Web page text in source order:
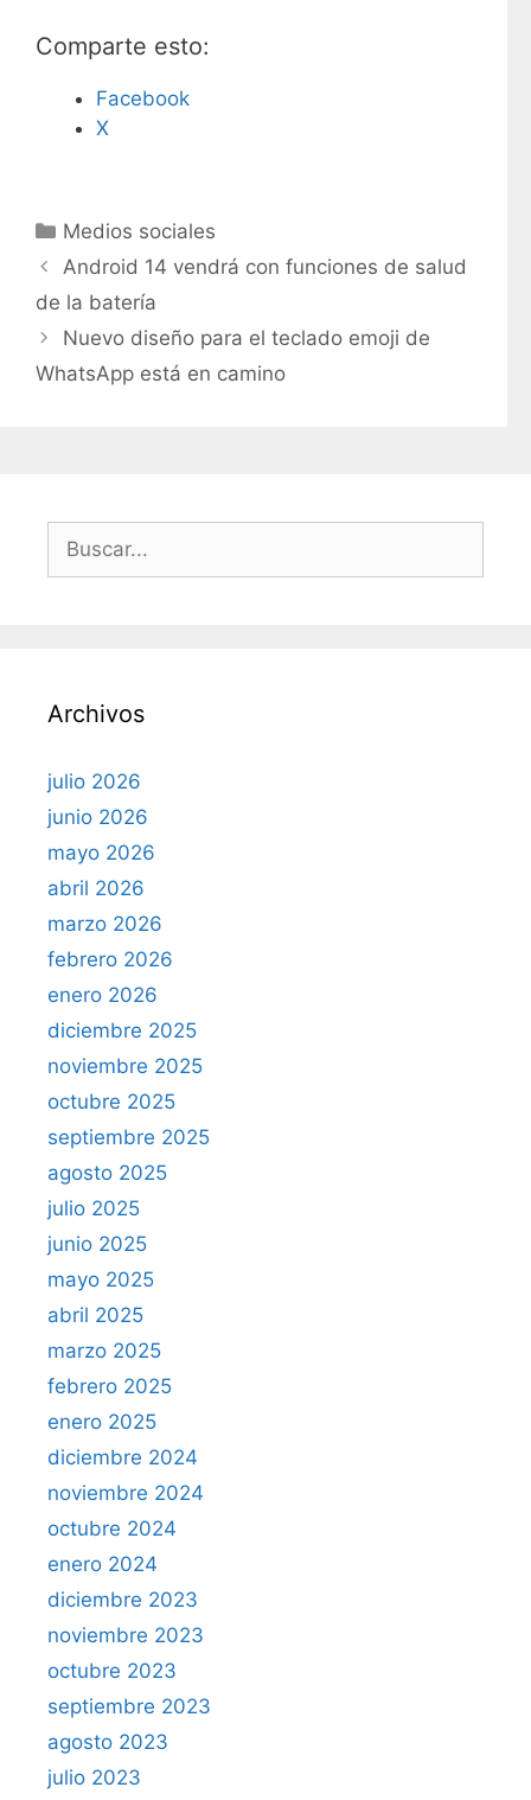
Comparte esto:
Facebook
X
C
a
e
g
o
Medios sociales
Android 14 vendrá con funciones de salud
de la batería
Nuevo diseño para el teclado emoji de
WhatsApp está en camino
:
Archivos
julio 2026
junio 2026
mayo 2026
abril 2026
marzo 2026
febrero 2026
enero 2026
diciembre 2025
noviembre 2025
octubre 2025
septiembre 2025
agosto 2025
julio 2025
junio 2025
mayo 2025
abril 2025
marzo 2025
febrero 2025
enero 2025
diciembre 2024
noviembre 2024
octubre 2024
enero 2024
diciembre 2023
noviembre 2023
octubre 2023
septiembre 2023
agosto 2023
julio 2023